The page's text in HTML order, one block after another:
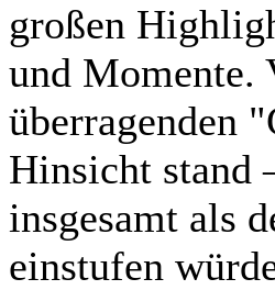
großen
und Momente.
überragenden
Hinsicht stand
insgesamt als
einstufen